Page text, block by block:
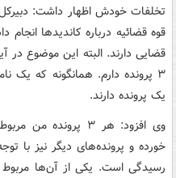
تخلفات خودش اظهار داشت: دبیرکل
قوه قضائیه درباره کاندیدها انجام
قضایی دارند. البته این موضوع در
۳ پرونده دارم. همانگونه که یک
یک پرونده دارند.
خورده و پرونده‌های دیگر نیز با
رسیدگی است. یکی از آن‌ها مربوط